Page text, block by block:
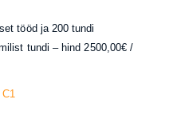
tööd ja 200 tundi
tundi – hind 2500,00€ /